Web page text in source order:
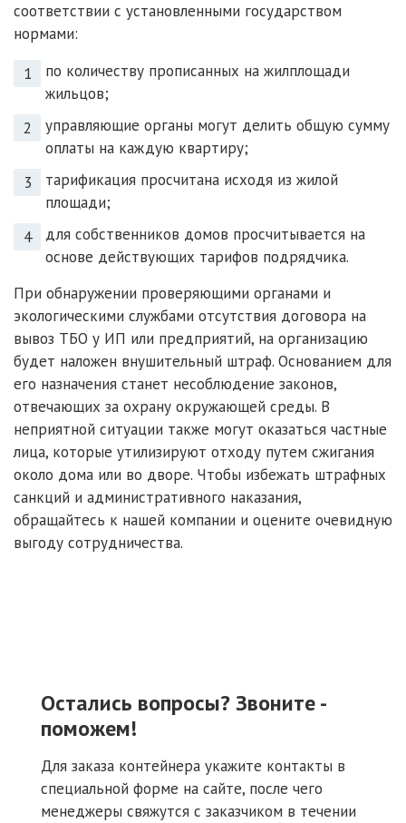
соответствии с установленными государством
нормами:
по количеству прописанных на жилплощади
жильцов;
управляющие органы могут делить общую сумму
оплаты на каждую квартиру;
тарификация просчитана исходя из жилой
площади;
для собственников домов просчитывается на
основе действующих тарифов подрядчика.
При обнаружении проверяющими органами и
экологическими службами отсутствия договора на
вывоз ТБО у ИП или предприятий, на организацию
будет наложен внушительный штраф. Основанием для
его назначения станет несоблюдение законов,
отвечающих за охрану окружающей среды. В
неприятной ситуации также могут оказаться частные
лица, которые утилизируют отходу путем сжигания
около дома или во дворе. Чтобы избежать штрафных
санкций и административного наказания,
обращайтесь к нашей компании и оцените очевидную
выгоду сотрудничества.
Остались вопросы? Звоните -
поможем!
Для заказа контейнера укажите контакты в
специальной форме на сайте, после чего
менеджеры свяжутся с заказчиком в течении